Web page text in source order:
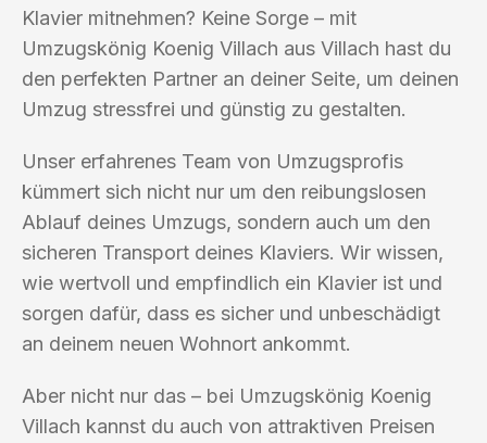
Klavier mitnehmen? Keine Sorge – mit
Umzugskönig Koenig Villach aus Villach hast du
den perfekten Partner an deiner Seite, um deinen
Umzug stressfrei und günstig zu gestalten.
Unser erfahrenes Team von Umzugsprofis
kümmert sich nicht nur um den reibungslosen
Ablauf deines Umzugs, sondern auch um den
sicheren Transport deines Klaviers. Wir wissen,
wie wertvoll und empfindlich ein Klavier ist und
sorgen dafür, dass es sicher und unbeschädigt
an deinem neuen Wohnort ankommt.
Aber nicht nur das – bei Umzugskönig Koenig
Villach kannst du auch von attraktiven Preisen